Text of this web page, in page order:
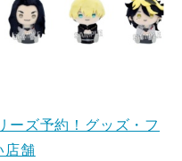
ーズ予約！グッズ・フ
店舗